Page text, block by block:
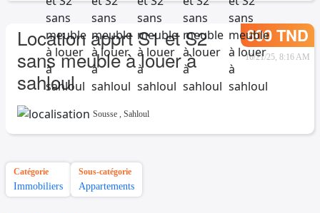
Location apprt S1 et S2
sans meuble à louer à
sahloul
600 TND
10/21/25, 8:16 AM
Sousse , Sahloul
Catégorie
Immobiliers
Sous-catégorie
Appartements